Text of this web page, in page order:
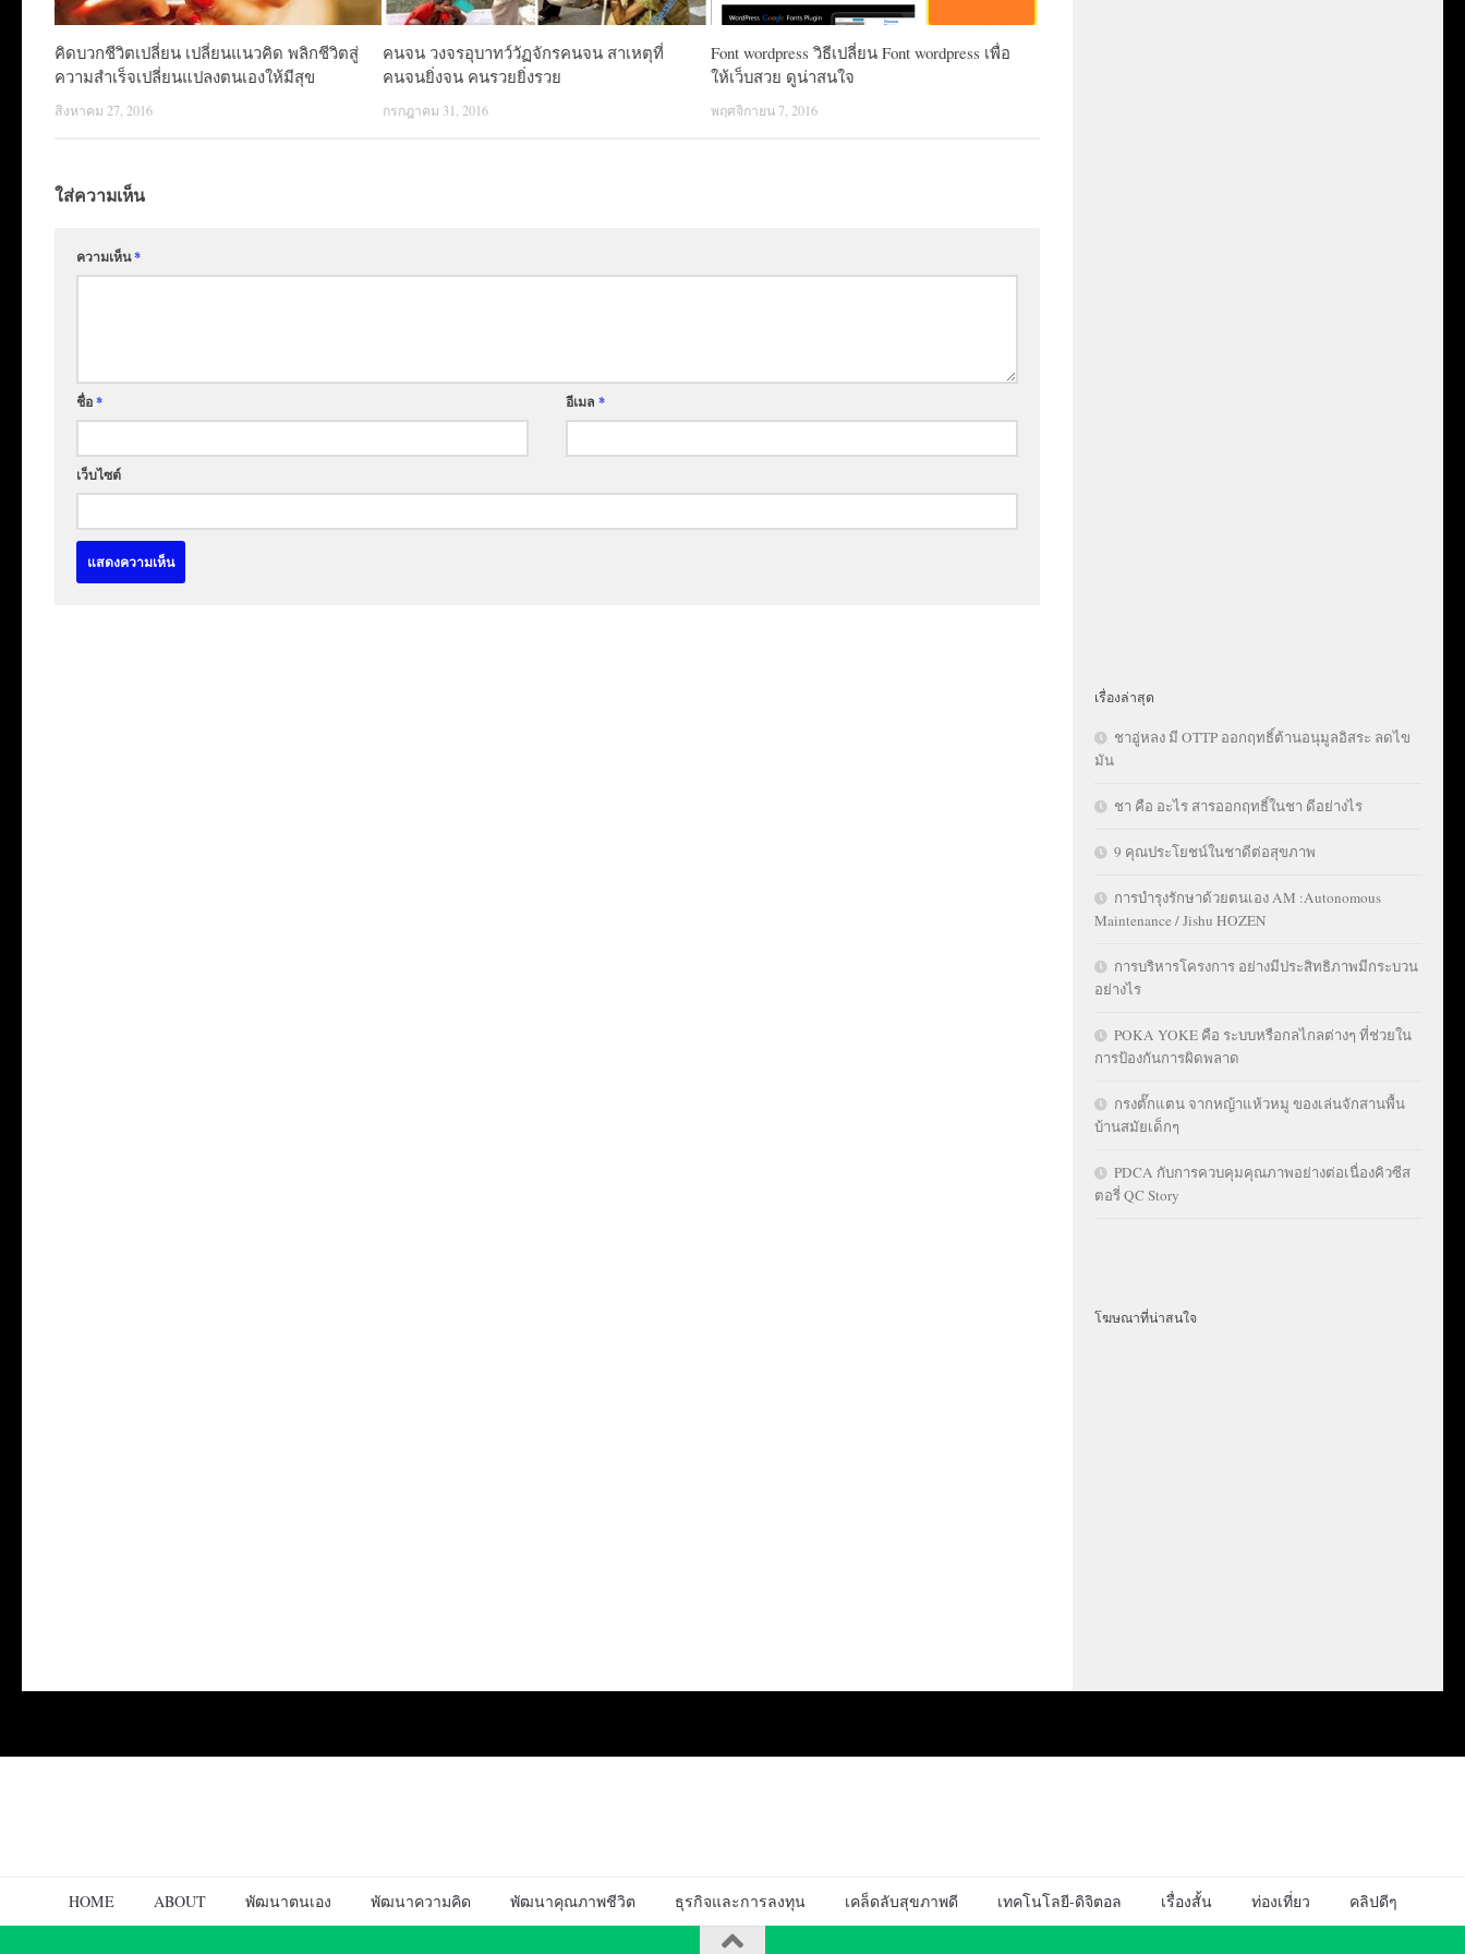
คิดบวกชีวิตเปลี่ยน เปลี่ยนแนวคิด พลิกชีวิตสู่
ความสำเร็จเปลี่ยนแปลงตนเองให้มีสุข
สิงหาคม 27, 2016
คนจน วงจรอุบาทว์วัฏจักรคนจน สาเหตุที่
คนจนยิ่งจน คนรวยยิ่งรวย
กรกฎาคม 31, 2016
Font wordpress วิธีเปลี่ยน Font wordpress เพื่อ
ให้เว็บสวย ดูน่าสนใจ
พฤศจิกายน 7, 2016
ใส่ความเห็น
ความเห็น*
ชื่อ* อีเมล*
เว็บไซต์
เรื่องล่าสุด
ชาอู่หลง มี OTTP ออกฤทธิ์ต้านอนุมูลอิสระ ลดไข
มัน
ชา คือ อะไร สารออกฤทธิ์ในชา ดีอย่างไร
9 คุณประโยชน์ในชาดีต่อสุขภาพ
การบำรุงรักษาด้วยตนเอง AM :Autonomous
Maintenance / Jishu HOZEN
การบริหารโครงการ อย่างมีประสิทธิภาพมีกระบวน
อย่างไร
POKA YOKE คือ ระบบหรือกลไกลต่างๆ ที่ช่วยใน
การป้องกันการผิดพลาด
กรงตั๊กแตน จากหญ้าแห้วหมู ของเล่นจักสานพื้น
บ้านสมัยเด็กๆ
PDCA กับการควบคุมคุณภาพอย่างต่อเนื่องคิวซีส
ตอรี่ QC Story
โฆษณาที่น่าสนใจ
HOME ABOUT พัฒนาตนเอง พัฒนาความคิด พัฒนาคุณภาพชีวิต ธุรกิจและการลงทุน เคล็ดลับสุขภาพดี เทคโนโลยี-ดิจิตอล เรื่องสั้น ท่องเที่ยว คลิปดีๆ